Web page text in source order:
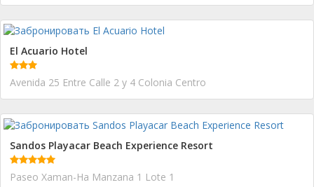
El Acuario Hotel
Avenida 25 Entre Calle 2 y 4 Colonia Centro
Sandos Playacar Beach Experience Resort
Paseo Xaman-Ha Manzana 1 Lote 1